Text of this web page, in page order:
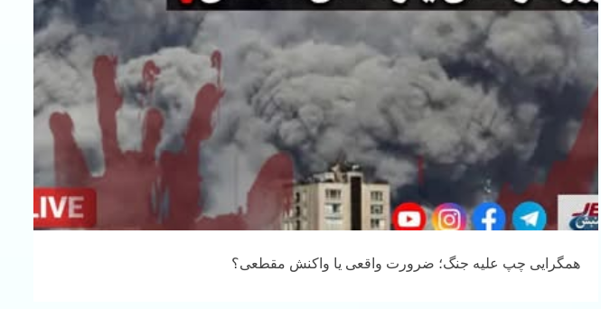
همگرایی چپ علیه جنگ؛ ضرورت واقعی یا واکنش مقطعی؟